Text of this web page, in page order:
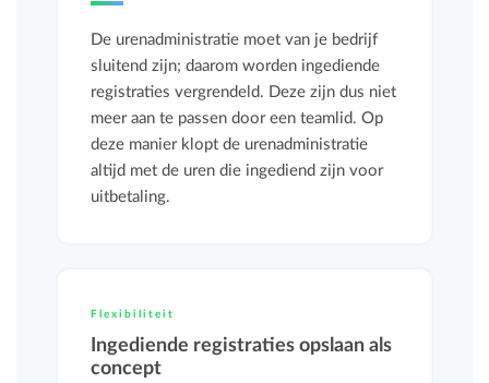
De urenadministratie moet van je bedrijf
sluitend zijn; daarom worden ingediende
registraties vergrendeld. Deze zijn dus niet
meer aan te passen door een teamlid. Op
deze manier klopt de urenadministratie
altijd met de uren die ingediend zijn voor
uitbetaling.
Flexibiliteit
Ingediende registraties opslaan als
concept